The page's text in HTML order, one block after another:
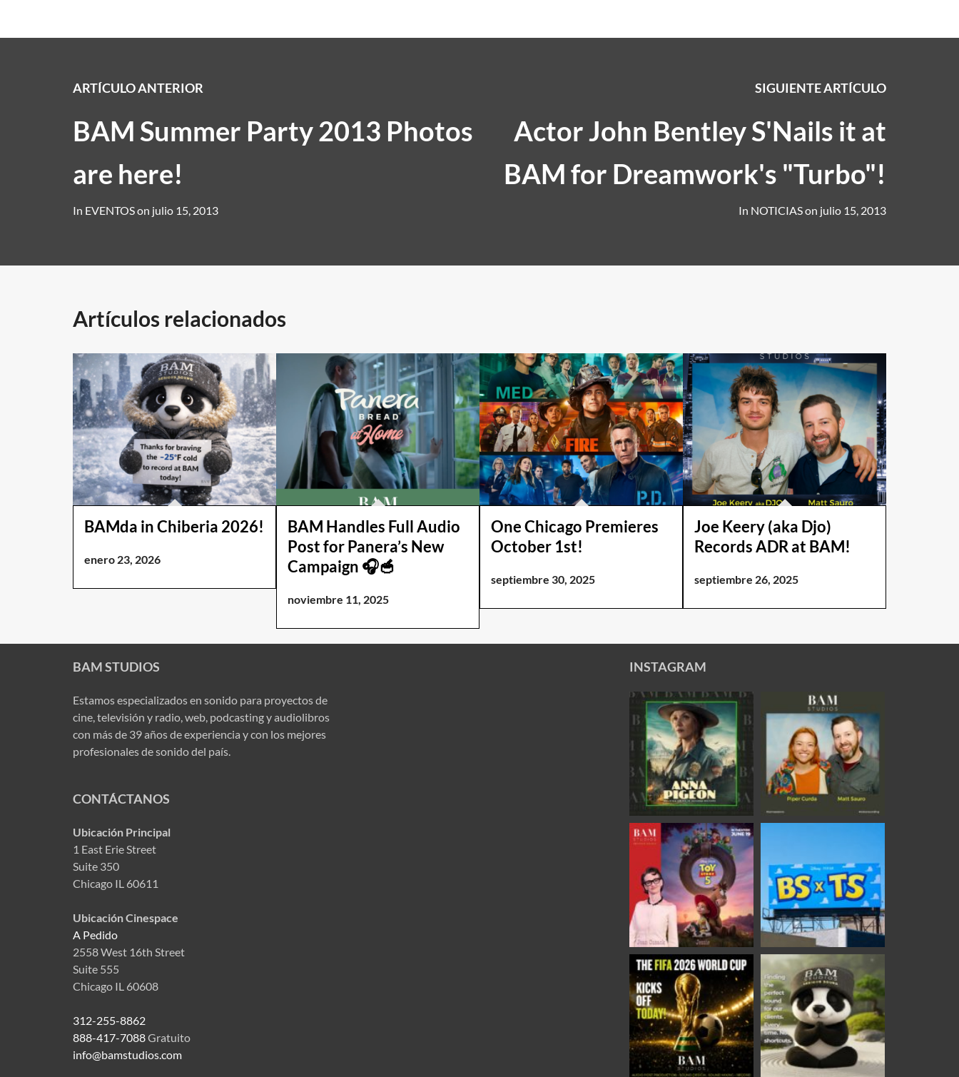
SIGUIENTE ARTÍCULO
Actor John Bentley S'Nails it at
BAM for Dreamwork's "Turbo"!
In NOTICIASon julio 15, 2013
ARTÍCULO ANTERIOR
BAM Summer Party 2013 Photos
are here!
In EVENTOSon julio 15, 2013
Artículos relacionados
BAMda in Chiberia 2026!
enero 23, 2026
BAM Handles Full Audio
Post for Panera’s New
Campaign 🎧🥣
noviembre 11, 2025
One Chicago Premieres
October 1st!
septiembre 30, 2025
Joe Keery (aka Djo)
Records ADR at BAM!
septiembre 26, 2025
BAM STUDIOS
Estamos especializados en sonido para proyectos de
cine, televisión y radio, web, podcasting y audiolibros
con más de 39 años de experiencia y con los mejores
profesionales de sonido del país.
CONTÁCTANOS
Ubicación Principal
1 East Erie Street
Suite 350
Chicago IL 60611
Ubicación Cinespace
A Pedido
2558 West 16th Street
Suite 555
Chicago IL 60608
312-255-8862
888-417-7088Gratuito
info@bamstudios.com
INSTAGRAM